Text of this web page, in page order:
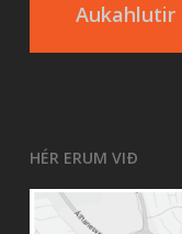
Aukahlutir
HÉR ERUM VIÐ